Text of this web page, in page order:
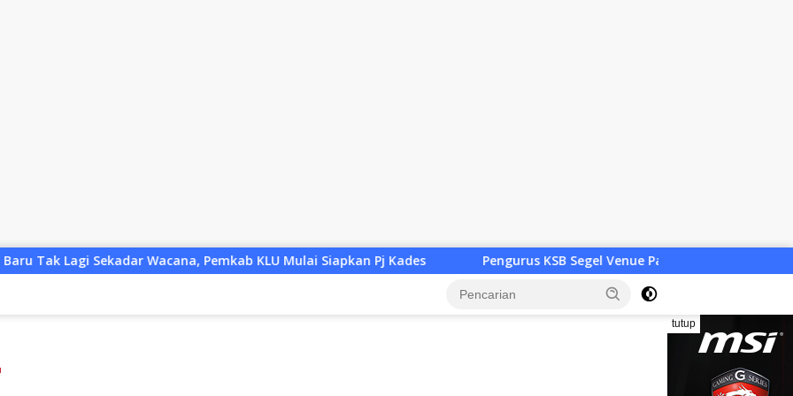
Pemkab KLU Mulai Siapkan Pj Kades Pengurus KSB Segel Venue Panjat Tebing dan Sekretariat FPTI NTB, Kecewa
tutup